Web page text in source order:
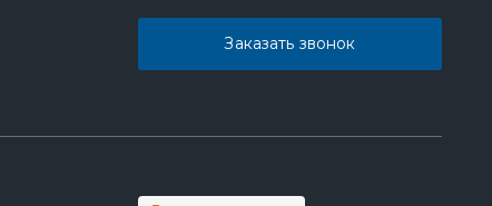
Заказать звонок